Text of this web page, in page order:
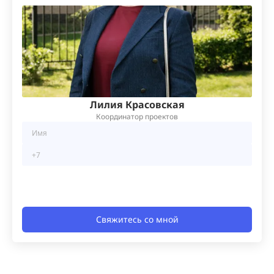
Лилия Красовская
Координатор проектов
Свяжитесь со мной